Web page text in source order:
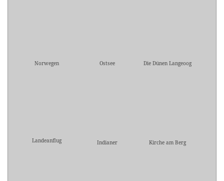
Norwegen Ostsee Die Dünen Langeoog
Landeanflug Indianer Kirche am Berg